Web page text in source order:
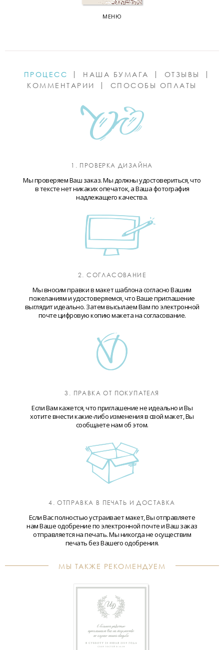
МЕНЮ
ПРОЦЕСС НАША БУМАГА
ОТЗЫВЫ
КОММЕНТАРИИ
СПОСОБЫ ОПЛАТЫ
1. ПРОВЕРКА ДИЗАЙНА
Мы проверяем Ваш заказ. Мы должны удостовериться, что
в тексте нет никаких опечаток, а Ваша фотография
надлежащего качества.
2. СОГЛАСОВАНИЕ
Мы вносим правки в макет шаблона согласно Вашим
пожеланиям и удостоверяемся, что Ваше приглашение
выглядит идеально. Затем высылаем Вам по электронной
почте цифровую копию макета на согласование.
3. ПРАВКА ОТ ПОКУПАТЕЛЯ
Если Вам кажется, что приглашение не идеально и Вы
хотите внести какие-либо изменения в свой макет, Вы
сообщаете нам об этом.
4. ОТПРАВКА В ПЕЧАТЬ И ДОСТАВКА
Если Вас полностью устраивает макет, Вы отправляете
нам Ваше одобрение по электронной почте и Ваш заказ
отправляется на печать. Мы никогда не осуществим
печать без Вашего одобрения.
МЫ ТАКЖЕ РЕКОМЕНДУЕМ